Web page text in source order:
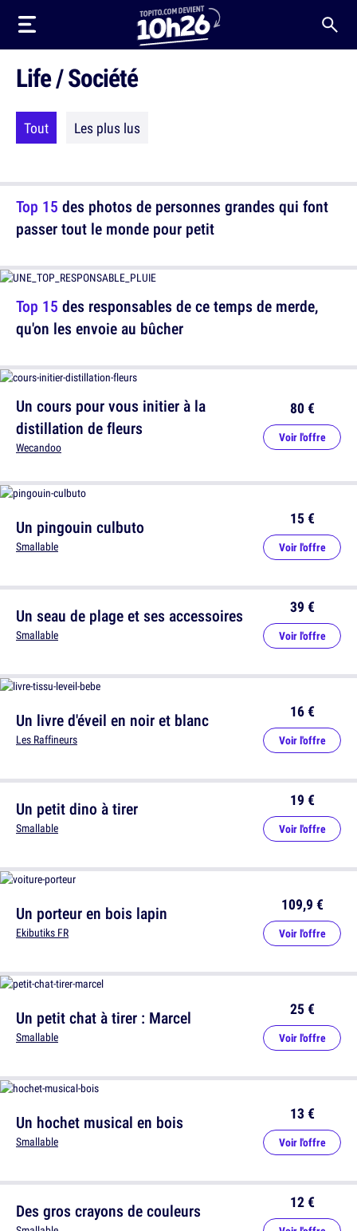
Life / Société
Tout Les plus lus
Top 15 des photos de personnes grandes qui font
passer tout le monde pour petit
Un cours pour vous initier à la
distillation de fleurs
Wecandoo
80 €
Voir l'offre
Un livre d'éveil en noir et blanc
Les Raffineurs
16 €
Voir l'offre
Un porteur en bois lapin
Ekibutiks FR
109,9 €
Voir l'offre
Un hochet musical en bois
Smallable
13 €
Voir l'offre
Top 15 des responsables de ce temps de merde,
qu'on les envoie au bûcher
Un pingouin culbuto
Smallable
15 €
Voir l'offre
Un seau de plage et ses accessoires
Smallable
39 €
Voir l'offre
Un petit dino à tirer
Smallable
19 €
Voir l'offre
Un petit chat à tirer : Marcel
Smallable
25 €
Voir l'offre
Des gros crayons de couleurs 12 €